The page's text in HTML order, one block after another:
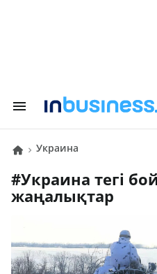
Украина
# Украина тегі
жаңалықтар